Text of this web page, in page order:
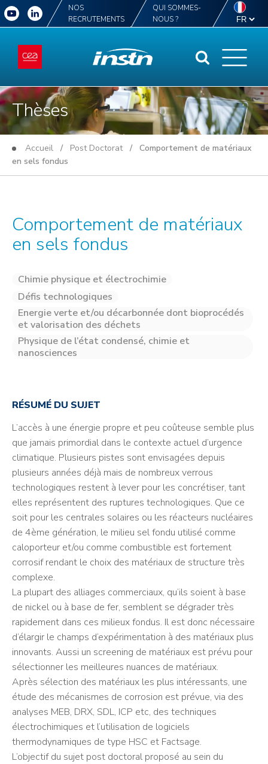
NOS
RECRUTEMENTS
QUI SOMMES-
NOUS ?
Thèses
Accueil / Post Doctorat/ Comportement de matériaux
en sels fondus
Comportement de matériaux
en sels fondus
Chimie physique et électrochimie
Défis technologiques
Energie verte et/ou décarbonnée dont bioprocédés
et valorisation des déchets
Physique de l’état condensé, chimie et
nanosciences
RÉSUMÉ DU SUJET
L’accès à une énergie propre et peu coûteuse semble plus
que jamais primordial dans le contexte actuel d’urgence
climatique. Plusieurs pistes sont envisagées depuis
plusieurs années déjà mais de nombreux verrous
technologiques restent à lever pour les concrétiser, tant
elles représentent des ruptures technologiques. Que ce
soit pour les centrales solaires ou les réacteurs nucléaires
de 4ème génération, le milieu sel fondu utilisé comme
caloporteur et/ou comme combustible est fortement
corrosif rendant le choix des matériaux de structure très
complexe.
La plupart des alliages commerciaux, qu’ils soient à base
de nickel ou à base de fer, semblent se dégrader très
rapidement dans ces milieux fondus. Il est donc nécessaire
d’élargir le champs d’expérimentation à des matériaux plus
innovants. Aussi un screening de matériaux est prévu pour
sélectionner les meilleures nuances de matériaux.
Après sélection des matériaux les plus intéressants, une
étude des mécanismes de corrosion est prévue, via des
analyses MEB, DRX, SDL, ICP etc, des techniques
électrochimiques et l’utilisation de logiciels
thermodynamiques de type HSC et Factsage.
L’objectif du sujet post doctoral proposé au sein du